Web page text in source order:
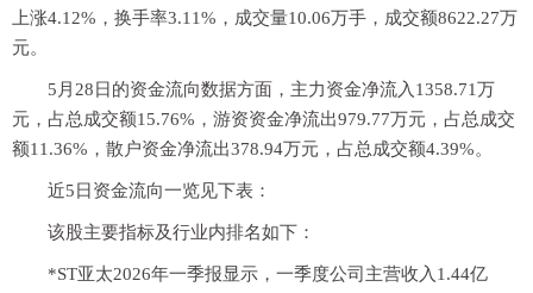
上涨4.12%，换手率3.11%，成交量10.06万手，成交额8622.27万
元。
5月28日的资金流向数据方面，主力资金净流入1358.71万
元，占总成交额15.76%，游资资金净流出979.77万元，占总成交
额11.36%，散户资金净流出378.94万元，占总成交额4.39%。
近5日资金流向一览见下表：
该股主要指标及行业内排名如下：
*ST亚太2026年一季报显示，一季度公司主营收入1.44亿